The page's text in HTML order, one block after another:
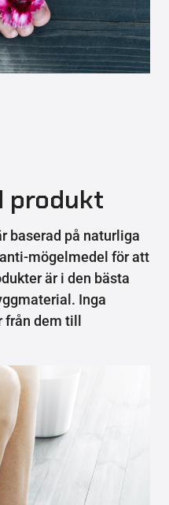
produkt
baserad på naturliga
mögelmedel för att
är i den bästa
Inga
dem till